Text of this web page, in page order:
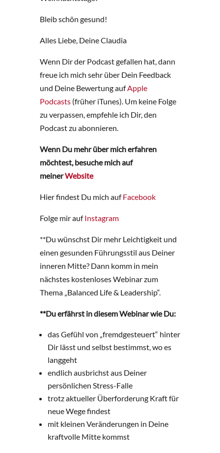
Bleib schön gesund!
Alles Liebe, Deine Claudia
Wenn Dir der Podcast gefallen hat, dann
freue ich mich sehr über Dein Feedback
und Deine Bewertung aufApple
Podcasts(früher iTunes). Um keine Folge
zu verpassen, empfehle ich Dir, den
Podcast zu abonnieren.
Wenn Du mehr über mich erfahren
möchtest, besuche mich auf
meinerWebsite
Hier findest Du mich aufFacebook
Folge mir aufInstagram
**Du wünschst Dir mehr Leichtigkeit und
einen gesunden Führungsstil aus Deiner
inneren Mitte? Dann komm in mein
nächstes kostenloses Webinar zum
Thema „Balanced Life & Leadership“.
**Du erfährst in diesem Webinar wie Du:
das Gefühl von „fremdgesteuert“ hinter
Dir lässt und selbst bestimmst, wo es
langgeht
endlich ausbrichst aus Deiner
persönlichen Stress-Falle
trotz aktueller Überforderung Kraft für
neue Wege findest
mit kleinen Veränderungen in Deine
kraftvolle Mitte kommst